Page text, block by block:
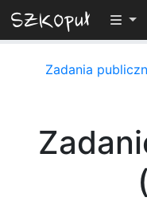
Zadania